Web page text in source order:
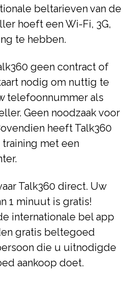
beltarieven van de
hoeft een Wi-Fi, 3G,
te hebben.
geen contract of
nodig om nuttig te
telefoonnummer als
Geen noodzaak voor
heeft Talk360
met een
Talk360 direct. Uw
1 minuut is gratis!
internationale bel app
gratis beltegoed
die u uitnodigde
aankoop doet.